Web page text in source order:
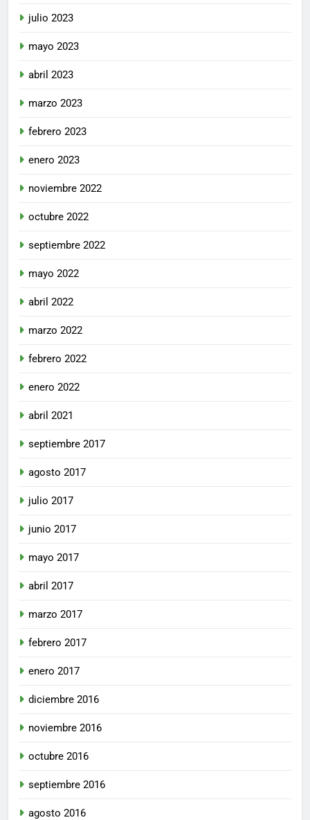
julio 2023
mayo 2023
abril 2023
marzo 2023
febrero 2023
enero 2023
noviembre 2022
octubre 2022
septiembre 2022
mayo 2022
abril 2022
marzo 2022
febrero 2022
enero 2022
abril 2021
septiembre 2017
agosto 2017
julio 2017
junio 2017
mayo 2017
abril 2017
marzo 2017
febrero 2017
enero 2017
diciembre 2016
noviembre 2016
octubre 2016
septiembre 2016
agosto 2016